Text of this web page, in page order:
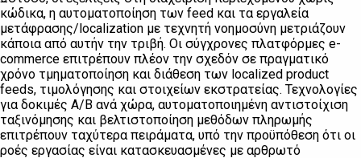
κώδικα, η αυτοματοποίηση των feed και τα εργαλεία
μετάφρασης/localization με τεχνητή νοημοσύνη μετριάζουν
κάποια από αυτήν την τριβή. Οι σύγχρονες πλατφόρμες e-
commerce επιτρέπουν πλέον την σχεδόν σε πραγματικό
χρόνο τμηματοποίηση και διάθεση των localized product
feeds, τιμολόγησης και στοιχείων εκστρατείας. Τεχνολογίες
για δοκιμές A/B ανά χώρα, αυτοματοποιημένη αντιστοίχιση
ταξινόμησης και βελτιστοποίηση μεθόδων πληρωμής
επιτρέπουν ταχύτερα πειράματα, υπό την προϋπόθεση ότι οι
ροές εργασίας είναι κατασκευασμένες με αρθρωτό